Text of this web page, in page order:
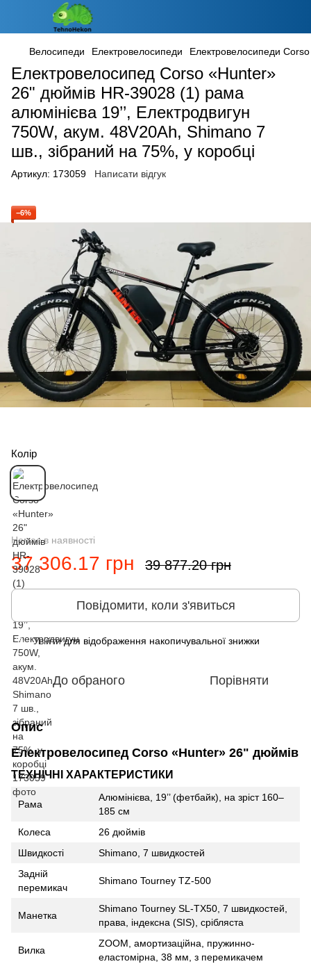
Велосипеди Електровелосипеди Електровелосипеди Corso
Електровелосипед Corso «Hunter»
26" дюймів HR-39028 (1) рама
алюмінієва 19’’, Електродвигун
750W, акум. 48V20Ah, Shimano 7
шв., зібраний на 75%, у коробці
Артикул: 173059 Написати відгук
−6%
Колір
Немає в наявності
37 306.17 грн 39 877.20 грн
Повідомити, коли з'явиться
% Увійтидля відображення накопичувальної знижки
До обраного Порівняти
Опис
Електровелосипед Corso «Hunter» 26" дюймів
ТЕХНІЧНІ ХАРАКТЕРИСТИКИ
Рама
Алюмінієва, 19’’ (фетбайк), на зріст 160–
185 см
Колеса
26 дюймів
Швидкості
Shimano, 7 швидкостей
Задній
перемикач
Shimano Tourney TZ-500
Манетка
Shimano Tourney SL-TX50, 7 швидкостей,
права, індексна (SIS), срібляста
Вилка
ZOOM, амортизаційна, пружинно-
еластомірна, 38 мм, з перемикачем